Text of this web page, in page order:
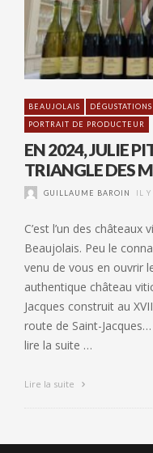
BEAUJOLAIS DÉGUSTATIONS
PORTRAIT DE PRODUCTEUR
EN 2024, JULIE
TRIANGLE DES
GUILLAUME BAROIN IL
C’est l’un des
Beaujolais. Peu le
venu de vous en ouvrir
authentique château
Jacques construit au
route de Saint-
lire la suite …
Lire la suite